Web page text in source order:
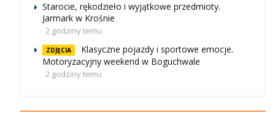
Starocie, rękodzieło i wyjątkowe przedmioty.
Jarmark w Krośnie
2 godziny temu
ZDJĘCIA
Klasyczne pojazdy i sportowe emocje.
Motoryzacyjny weekend w Boguchwale
2 godziny temu